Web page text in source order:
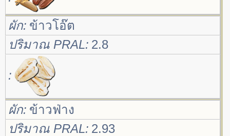
ผัก ข้าวโอ๊ต
ปริมาณ PRAL 2.8
ผัก ข้าวฟ่าง
ปริมาณ PRAL 2.93